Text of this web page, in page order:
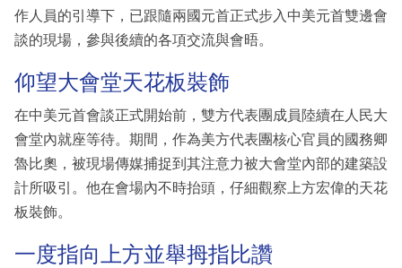
作人員的引導下，已跟隨兩國元首正式步入中美元首雙邊會
談的現場，參與後續的各項交流與會晤。
仰望大會堂天花板裝飾
在中美元首會談正式開始前，雙方代表團成員陸續在人民大
會堂內就座等待。期間，作為美方代表團核心官員的國務卿
魯比奧，被現場傳媒捕捉到其注意力被大會堂內部的建築設
計所吸引。他在會場內不時抬頭，仔細觀察上方宏偉的天花
板裝飾。
一度指向上方並舉拇指比讚